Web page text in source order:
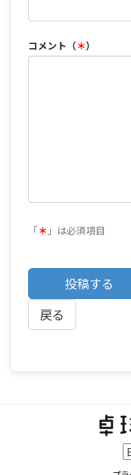
コメント（＊）
「＊ 」は必須項目
戻る